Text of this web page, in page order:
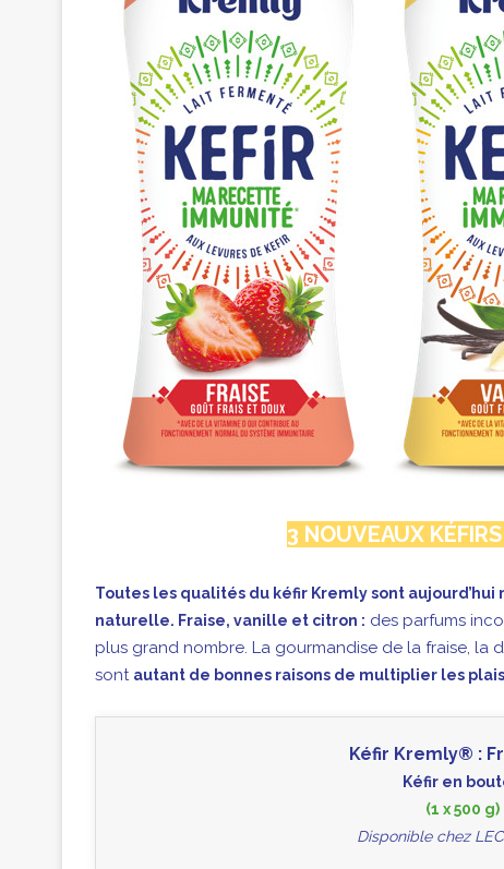
3 NOUVEAUX
Toutes les qualités du kéfir Kremly sont
naturelle. Fraise, vanille et citron : des parfums
plus grand nombre. La gourmandise de la fraise,
sont autant de bonnes raisons de multiplier les
Kéfir Kremly® :
Kéfir en
(1 x 500
Disponible chez